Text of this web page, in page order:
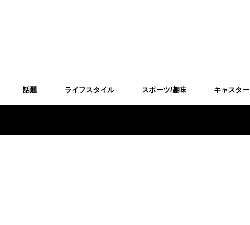
話題 ライフスタイル スポーツ/趣味 キャスター